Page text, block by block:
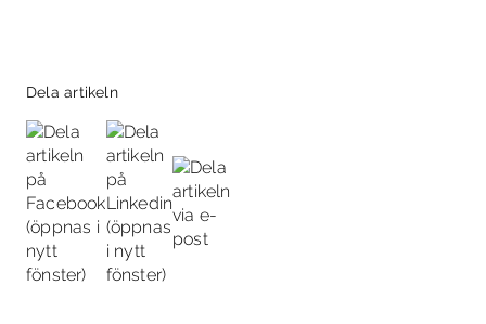
Dela artikeln